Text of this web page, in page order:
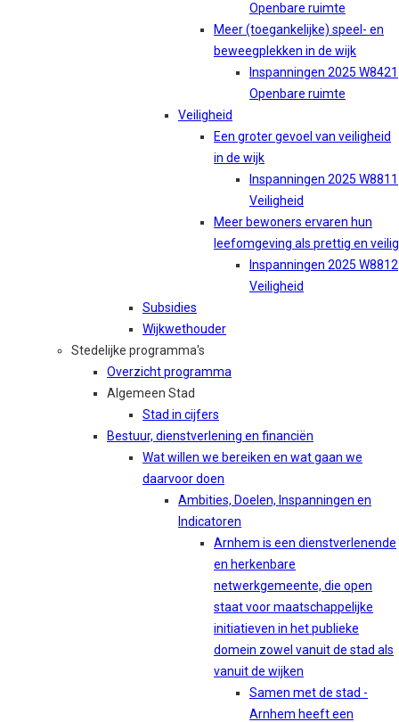
Openbare ruimte
Meer (toegankelijke) speel- en
beweegplekken in de wijk
Inspanningen 2025 W8421
Openbare ruimte
Veiligheid
Een groter gevoel van veiligheid
in de wijk
Inspanningen 2025 W8811
Veiligheid
Meer bewoners ervaren hun
leefomgeving als prettig en veilig
Inspanningen 2025 W8812
Veiligheid
Subsidies
Wijkwethouder
Stedelijke programma's
Overzicht programma
Algemeen Stad
Stad in cijfers
Bestuur, dienstverlening en financiën
Wat willen we bereiken en wat gaan we
daarvoor doen
Ambities, Doelen, Inspanningen en
Indicatoren
Arnhem is een dienstverlenende
en herkenbare
netwerkgemeente, die open
staat voor maatschappelijke
initiatieven in het publieke
domein zowel vanuit de stad als
vanuit de wijken
Samen met de stad -
Arnhem heeft een